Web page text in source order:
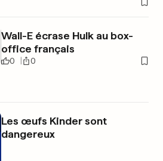
Wall-E écrase Hulk au box-
office français
0 0
Les œufs Kinder sont
dangereux